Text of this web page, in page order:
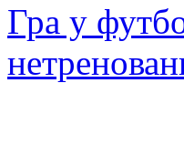
Гра у